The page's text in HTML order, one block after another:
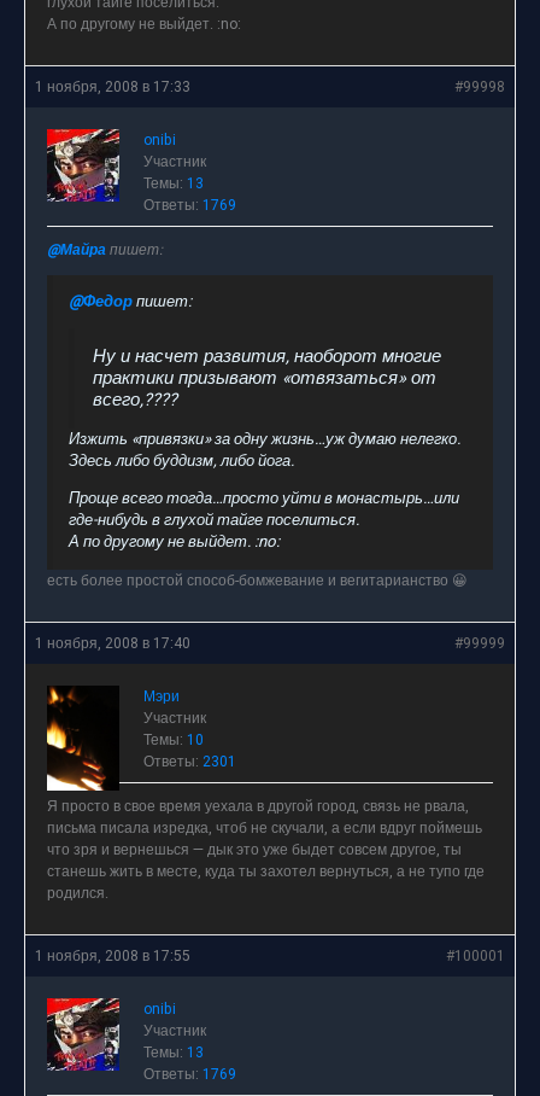
А по другому не выйдет. :no:
1 ноября, 2008 в 17:33 #99998
onibi
Участник
Темы: 13
Ответы: 1769
@Майрапишет:
@Федорпишет:
Ну и насчет развития, наоборот многие
практики призывают «отвязаться» от
всего,????
Изжить «привязки» за одну жизнь…уж думаю нелегко.
Здесь либо буддизм, либо йога.
Проще всего тогда…просто уйти в монастырь…или
где-нибудь в глухой тайге поселиться.
А по другому не выйдет. :no:
есть более простой способ-бомжевание и вегитарианство 😀
1 ноября, 2008 в 17:40 #99999
Мэри
Участник
Темы: 10
Ответы: 2301
Я просто в свое время уехала в другой город, связь не рвала,
письма писала изредка, чтоб не скучали, а если вдруг поймешь
что зря и вернешься — дык это уже быдет совсем другое, ты
станешь жить в месте, куда ты захотел вернуться, а не тупо где
родился.
1 ноября, 2008 в 17:55 #100001
onibi
Участник
Темы: 13
Ответы: 1769